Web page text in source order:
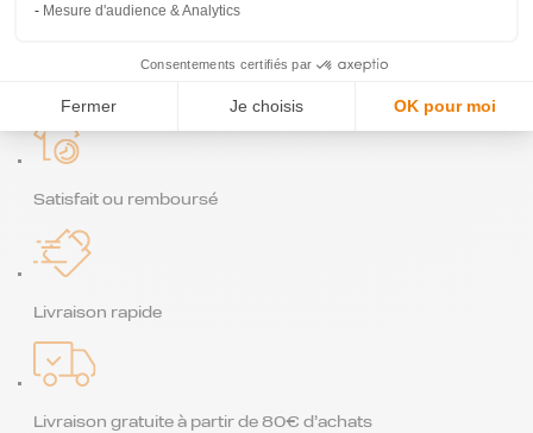
Mesure d'audience & Analytics
Consentements certifiés par
Fermer Je choisis OK pour moi
Satisfait ou remboursé
Livraison rapide
Livraison gratuite à partir de 80€ d’achats